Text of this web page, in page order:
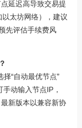
延迟高导致交易提
太坊网络），建议
先评估手续费风
择“自动最优节点”
手动输入节点IP，
最新版本以兼容新协